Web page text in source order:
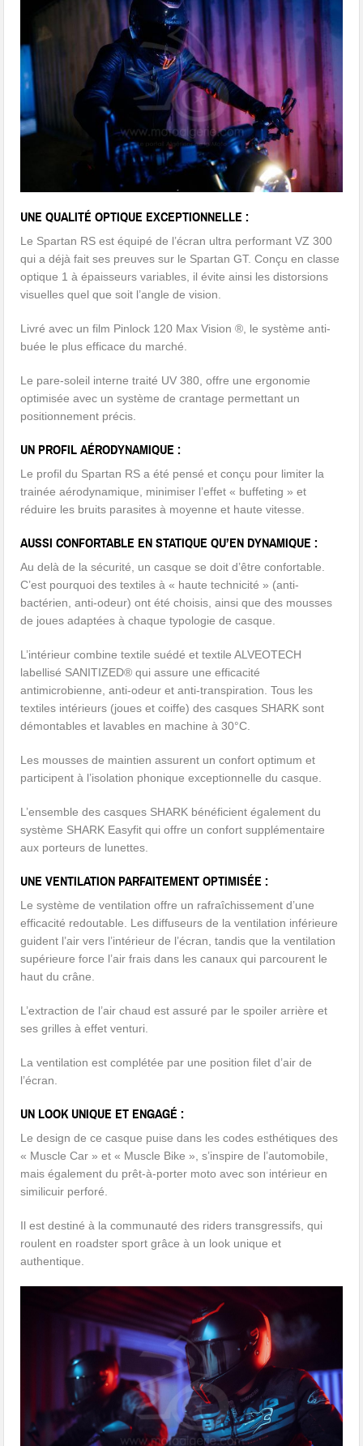
UNE QUALITÉ OPTIQUE EXCEPTIONNELLE :
Le Spartan RS est équipé de l’écran ultra performant VZ 300
qui a déjà fait ses preuves sur le Spartan GT. Conçu en classe
optique 1 à épaisseurs variables, il évite ainsi les distorsions
visuelles quel que soit l’angle de vision.
Livré avec un film Pinlock 120 Max Vision ®, le système anti-
buée le plus efficace du marché.
Le pare-soleil interne traité UV 380, offre une ergonomie
optimisée avec un système de crantage permettant un
positionnement précis.
UN PROFIL AÉRODYNAMIQUE :
Le profil du Spartan RS a été pensé et conçu pour limiter la
trainée aérodynamique, minimiser l’effet « buffeting » et
réduire les bruits parasites à moyenne et haute vitesse.
AUSSI CONFORTABLE EN STATIQUE QU’EN DYNAMIQUE :
Au delà de la sécurité, un casque se doit d’être confortable.
C’est pourquoi des textiles à « haute technicité » (anti-
bactérien, anti-odeur) ont été choisis, ainsi que des mousses
de joues adaptées à chaque typologie de casque.
L’intérieur combine textile suédé et textile ALVEOTECH
labellisé SANITIZED® qui assure une efficacité
antimicrobienne, anti-odeur et anti-transpiration. Tous les
textiles intérieurs (joues et coiffe) des casques SHARK sont
démontables et lavables en machine à 30°C.
Les mousses de maintien assurent un confort optimum et
participent à l’isolation phonique exceptionnelle du casque.
L’ensemble des casques SHARK bénéficient également du
système SHARK Easyfit qui offre un confort supplémentaire
aux porteurs de lunettes.
UNE VENTILATION PARFAITEMENT OPTIMISÉE :
Le système de ventilation offre un rafraîchissement d’une
efficacité redoutable. Les diffuseurs de la ventilation inférieure
guident l’air vers l’intérieur de l’écran, tandis que la ventilation
supérieure force l’air frais dans les canaux qui parcourent le
haut du crâne.
L’extraction de l’air chaud est assuré par le spoiler arrière et
ses grilles à effet venturi.
La ventilation est complétée par une position filet d’air de
l’écran.
UN LOOK UNIQUE ET ENGAGÉ :
Le design de ce casque puise dans les codes esthétiques des
« Muscle Car » et « Muscle Bike », s’inspire de l’automobile,
mais également du prêt-à-porter moto avec son intérieur en
similicuir perforé.
Il est destiné à la communauté des riders transgressifs, qui
roulent en roadster sport grâce à un look unique et
authentique.